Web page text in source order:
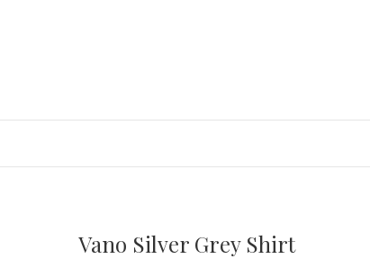
Vano Silver Grey Shirt